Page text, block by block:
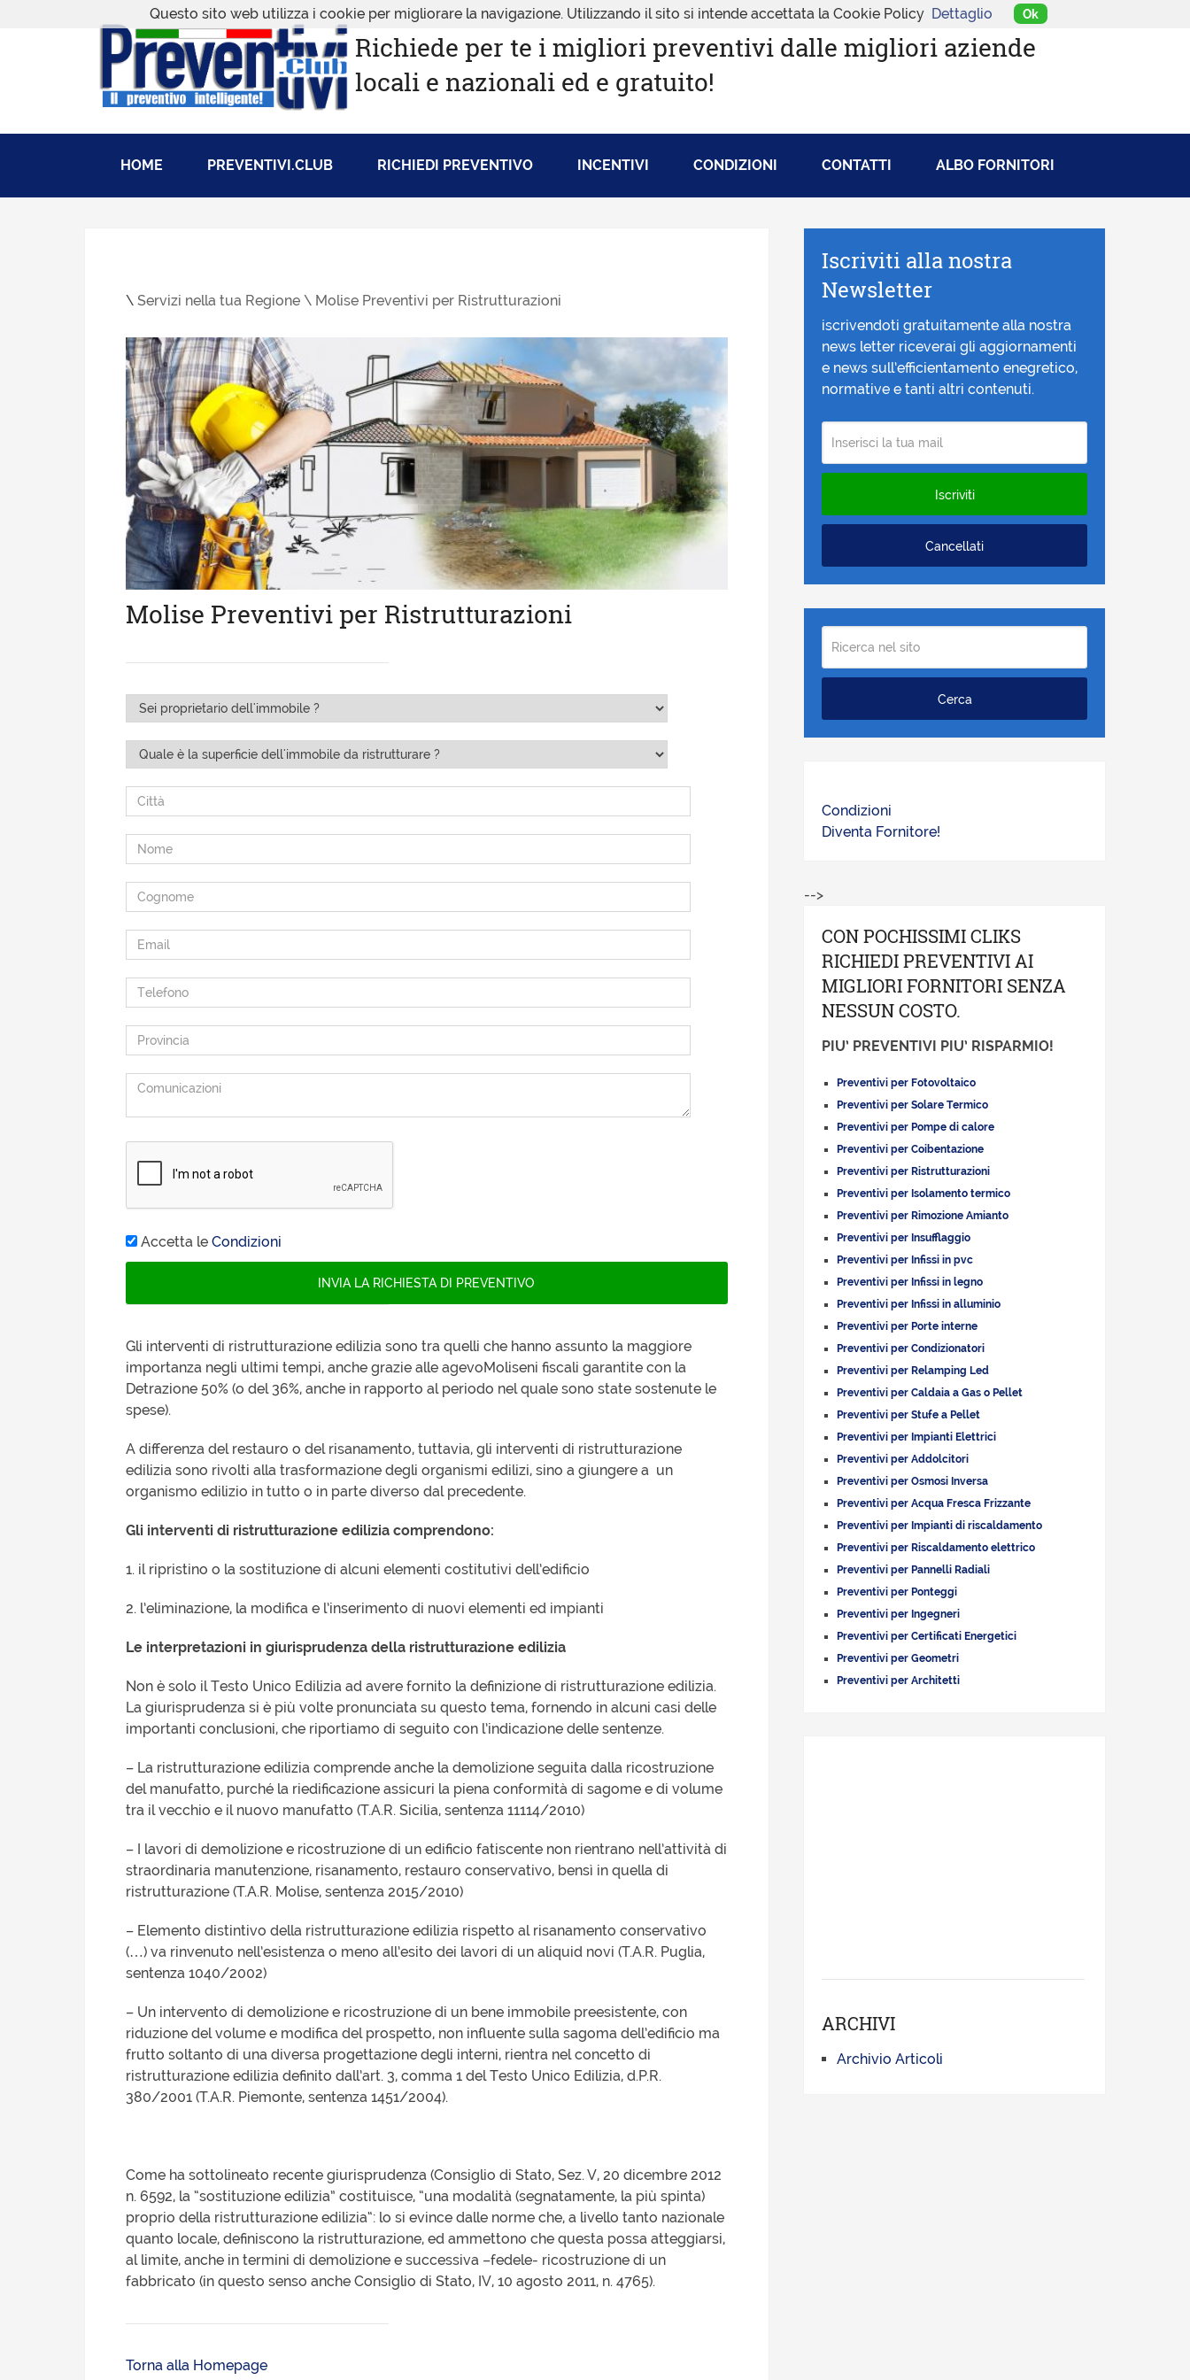
Richiede per te i migliori preventivi dalle migliori aziende
locali e nazionali ed e gratuito!
HOME PREVENTIVI.CLUB RICHIEDI PREVENTIVO INCENTIVI CONDIZIONI CONTATTI ALBO FORNITORI
\Servizi nella tua Regione \ Molise Preventivi per Ristrutturazioni
Molise Preventivi per Ristrutturazioni
Accetta leCondizioni
Gli interventi di ristrutturazione edilizia sono tra quelli che hanno assunto la maggiore
importanza negli ultimi tempi, anche grazie alle agevoMoliseni fiscali garantite con la
Detrazione 50% (o del 36%, anche in rapporto al periodo nel quale sono state sostenute le
spese).
A differenza del restauro o del risanamento, tuttavia, gli interventi di ristrutturazione
edilizia sono rivolti alla trasformazione degli organismi edilizi, sino a giungere a un
organismo edilizio in tutto o in parte diverso dal precedente.
Gli interventi di ristrutturazione edilizia comprendono:
1. il ripristino o la sostituzione di alcuni elementi costitutivi dell’edificio
2. l’eliminazione, la modifica e l’inserimento di nuovi elementi ed impianti
Le interpretazioni in giurisprudenza della ristrutturazione edilizia
Non è solo il Testo Unico Edilizia ad avere fornito la definizione di ristrutturazione edilizia.
La giurisprudenza si è più volte pronunciata su questo tema, fornendo in alcuni casi delle
importanti conclusioni, che riportiamo di seguito con l’indicazione delle sentenze.
– La ristrutturazione edilizia comprende anche la demolizione seguita dalla ricostruzione
del manufatto, purché la riedificazione assicuri la piena conformità di sagome e di volume
tra il vecchio e il nuovo manufatto (T.A.R. Sicilia, sentenza 11114/2010)
– I lavori di demolizione e ricostruzione di un edificio fatiscente non rientrano nell’attività di
straordinaria manutenzione, risanamento, restauro conservativo, bensì in quella di
ristrutturazione (T.A.R. Molise, sentenza 2015/2010)
– Elemento distintivo della ristrutturazione edilizia rispetto al risanamento conservativo
(…) va rinvenuto nell’esistenza o meno all’esito dei lavori di un aliquid novi (T.A.R. Puglia,
sentenza 1040/2002)
– Un intervento di demolizione e ricostruzione di un bene immobile preesistente, con
riduzione del volume e modifica del prospetto, non influente sulla sagoma dell’edificio ma
frutto soltanto di una diversa progettazione degli interni, rientra nel concetto di
ristrutturazione edilizia definito dall’art. 3, comma 1 del Testo Unico Edilizia, d.P.R.
380/2001 (T.A.R. Piemonte, sentenza 1451/2004).
Come ha sottolineato recente giurisprudenza (Consiglio di Stato, Sez. V, 20 dicembre 2012
n. 6592, la “sostituzione edilizia” costituisce, “una modalità (segnatamente, la più spinta)
proprio della ristrutturazione edilizia“: lo si evince dalle norme che, a livello tanto nazionale
quanto locale, definiscono la ristrutturazione, ed ammettono che questa possa atteggiarsi,
al limite, anche in termini di demolizione e successiva –fedele- ricostruzione di un
fabbricato (in questo senso anche Consiglio di Stato, IV, 10 agosto 2011, n. 4765).
Torna alla Homepage
Iscriviti alla nostra
Newsletter
iscrivendoti gratuitamente alla nostra
news letter riceverai gli aggiornamenti
e news sull’efficientamento enegretico,
normative e tanti altri contenuti.
Condizioni
Diventa Fornitore!
-->
CON POCHISSIMI CLIKS
RICHIEDI PREVENTIVI AI
MIGLIORI FORNITORI SENZA
NESSUN COSTO.
PIU’ PREVENTIVI PIU’ RISPARMIO!
Preventivi per Fotovoltaico
Preventivi per Solare Termico
Preventivi per Pompe di calore
Preventivi per Coibentazione
Preventivi per Ristrutturazioni
Preventivi per Isolamento termico
Preventivi per Rimozione Amianto
Preventivi per Insufflaggio
Preventivi per Infissi in pvc
Preventivi per Infissi in legno
Preventivi per Infissi in alluminio
Preventivi per Porte interne
Preventivi per Condizionatori
Preventivi per Relamping Led
Preventivi per Caldaia a Gas o Pellet
Preventivi per Stufe a Pellet
Preventivi per Impianti Elettrici
Preventivi per Addolcitori
Preventivi per Osmosi Inversa
Preventivi per Acqua Fresca Frizzante
Preventivi per Impianti di riscaldamento
Preventivi per Riscaldamento elettrico
Preventivi per Pannelli Radiali
Preventivi per Ponteggi
Preventivi per Ingegneri
Preventivi per Certificati Energetici
Preventivi per Geometri
Preventivi per Architetti
ARCHIVI
Archivio Articoli
Questo sito web utilizza i cookie per migliorare la navigazione. Utilizzando il sito si intende accettata la Cookie Policy Dettaglio Ok